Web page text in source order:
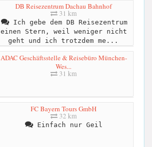
DB Reisezentrum Dachau Bahnhof
31 km
Ich gebe dem DB Reisezentrum
einen Stern, weil weniger nicht
geht und ich trotzdem me...
ADAC Geschäftsstelle & Reisebüro München-
Wes...
31 km
FC Bayern Tours GmbH
32 km
Einfach nur Geil